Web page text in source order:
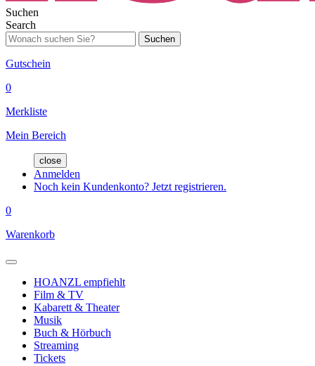
Suchen
Search
Suchen
Gutschein
0
Merkliste
Mein Bereich
close
Anmelden
Noch kein Kundenkonto? Jetzt registrieren.
0
Warenkorb
HOANZL empfiehlt
Film & TV
Kabarett & Theater
Musik
Buch & Hörbuch
Streaming
Tickets